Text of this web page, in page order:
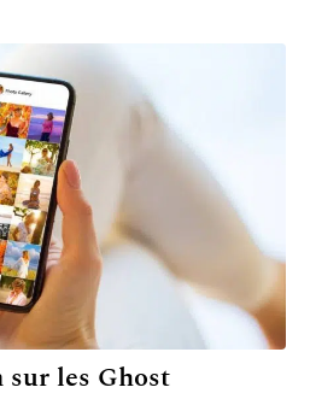
sur les Ghost